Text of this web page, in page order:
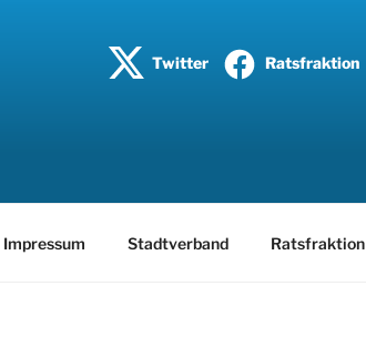
Twitter Ratsfraktion
Impressum Stadtverband Ratsfraktion